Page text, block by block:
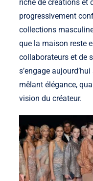
riche de créations et
progressivement
collections
que la maison reste
collaborateurs et de
s’engage
mêlant élégance,
vision du créateur.